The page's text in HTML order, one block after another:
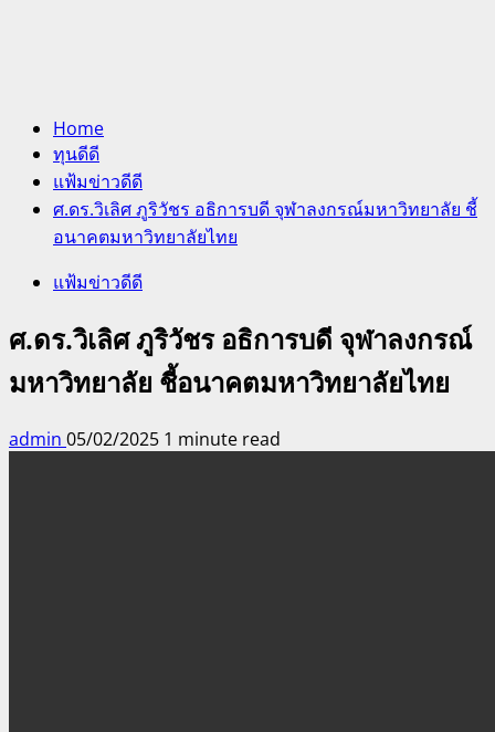
Home
ทุนดีดี
แฟ้มข่าวดีดี
ศ.ดร.วิเลิศ ภูริวัชร อธิการบดี จุฬาลงกรณ์มหาวิทยาลัย ชี้
อนาคตมหาวิทยาลัยไทย
แฟ้มข่าวดีดี
ศ.ดร.วิเลิศ ภูริวัชร อธิการบดี จุฬาลงกรณ์
มหาวิทยาลัย ชี้อนาคตมหาวิทยาลัยไทย
admin 05/02/2025 1 minute read